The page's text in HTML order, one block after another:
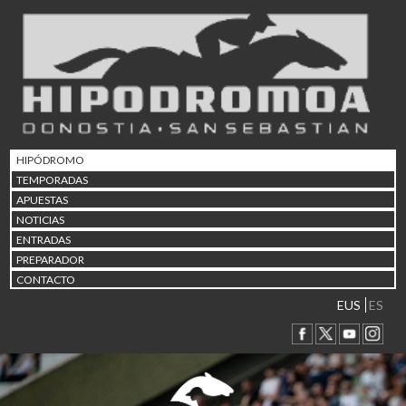
HIPÓDROMO
TEMPORADAS
APUESTAS
NOTICIAS
ENTRADAS
PREPARADOR
CONTACTO
EUS ES
02/08 17:30 Abuztuaren 2a / 2 de
Abuztuaren 9a / 9 de
12/08 12:08 Abuztaren 12a / 12 de
15/08 17:05 Abuztuaren 15a / 15 de
23/08 17:30 Abuztuaren 23a / 23 de
30/08 17:30 Abuztuaren 30a / 30 de
02/09 11:15
06/09 17:30 Irailaren 6a / 6 de
Irailaren 13a / 13 de
30/09 11:30 Irailaren 30a / 30 de